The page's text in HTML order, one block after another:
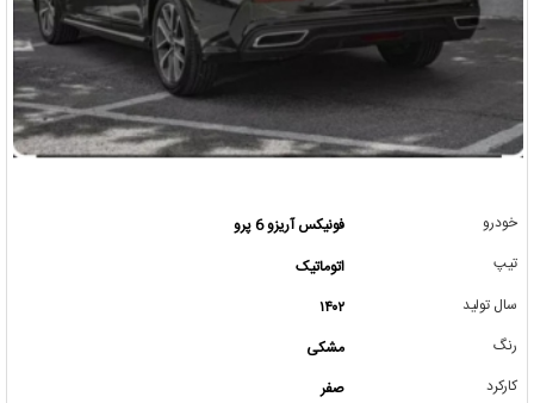
خودرو
فونیکس آریزو 6 پرو
تیپ
اتوماتیک
سال تولید
۱۴۰۲
رنگ
مشکی
کارکرد
صفر